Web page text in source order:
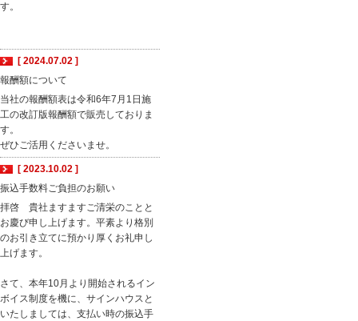
す。
[ 2024.07.02 ]
報酬額について
当社の報酬額表は令和6年7月1日施
工の改訂版報酬額で販売しておりま
す。
ぜひご活用くださいませ。
[ 2023.10.02 ]
振込手数料ご負担のお願い
拝啓 貴社ますますご清栄のことと
お慶び申し上げます。平素より格別
のお引き立てに預かり厚くお礼申し
上げます。
さて、本年10月より開始されるイン
ボイス制度を機に、サインハウスと
いたしましては、支払い時の振込手